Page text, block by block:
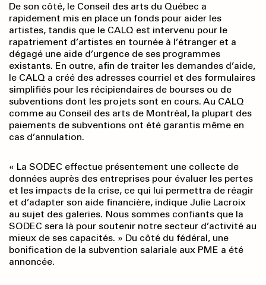
De son côté, le Conseil des arts du Québec a
rapidement mis en place un fonds pour aider les
artistes, tandis que le CALQ est intervenu pour le
rapatriement d’artistes en tournée à l’étranger et a
dégagé une aide d’urgence de ses programmes
existants. En outre, afin de traiter les demandes d’aide,
le CALQ a créé des adresses courriel et des formulaires
simplifiés pour les récipiendaires de bourses ou de
subventions dont les projets sont en cours. Au CALQ
comme au Conseil des arts de Montréal, la plupart des
paiements de subventions ont été garantis même en
cas d’annulation.
« La SODEC effectue présentement une collecte de
données auprès des entreprises pour évaluer les pertes
et les impacts de la crise, ce qui lui permettra de réagir
et d’adapter son aide financière, indique Julie Lacroix
au sujet des galeries. Nous sommes confiants que la
SODEC sera là pour soutenir notre secteur d’activité au
mieux de ses capacités. » Du côté du fédéral, une
bonification de la subvention salariale aux PME a été
annoncée.